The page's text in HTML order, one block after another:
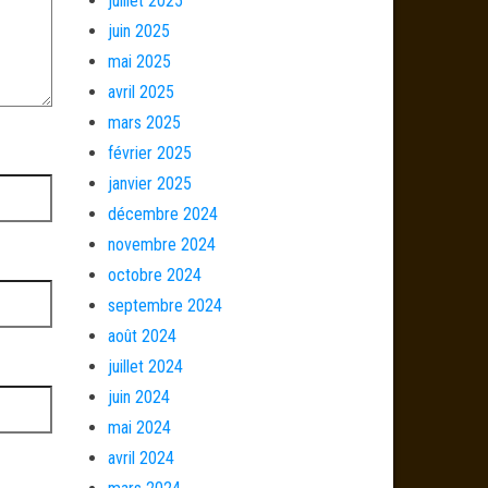
juin 2025
mai 2025
avril 2025
mars 2025
février 2025
janvier 2025
décembre 2024
novembre 2024
octobre 2024
septembre 2024
août 2024
juillet 2024
juin 2024
mai 2024
avril 2024